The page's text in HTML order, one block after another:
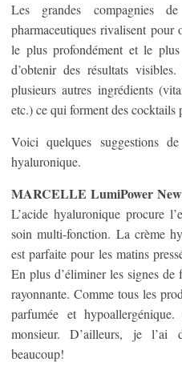
Les grandes compagnies
pharmaceutiques rivalisent
le plus profondément et le
d’obtenir des résultats
plusieurs autres ingrédients
etc.) ce qui forment des cocktails
Voici quelques suggestions
hyaluronique.
MARCELLE LumiPower
L’acide hyaluronique procure
soin multi-fonction. La crème
est parfaite pour les matins
En plus d’éliminer les signes
rayonnante. Comme tous les
parfumée et
monsieur. D’ailleurs, je l’ai
beaucoup!